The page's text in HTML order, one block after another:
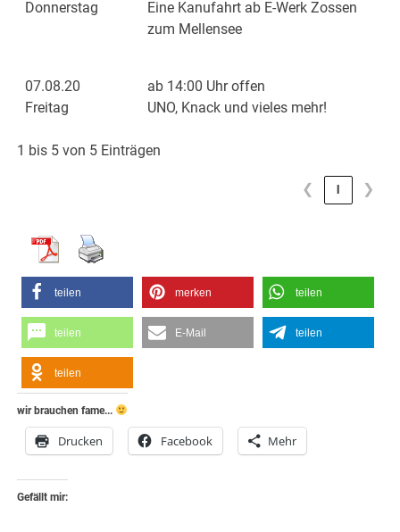
Donnerstag
Eine Kanufahrt ab E-Werk Zossen
zum Mellensee
07.08.20
Freitag
ab 14:00 Uhr offen
UNO, Knack und vieles mehr!
1 bis 5 von 5 Einträgen
❮ 1 ❯
teilen merken teilen
teilen E-Mail teilen
teilen
wir brauchen fame...
Drucken Facebook Mehr
Gefällt mir: